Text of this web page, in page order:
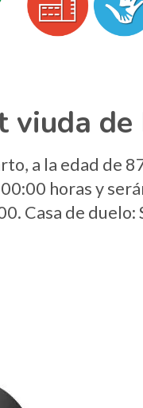
de
a la edad de
horas y
Casa de